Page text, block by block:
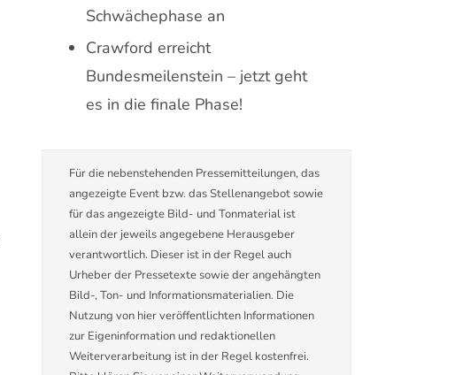
Schwächephase an
Crawford erreicht
Bundesmeilenstein – jetzt geht
es in die finale Phase!
Für die nebenstehenden Pressemitteilungen, das
angezeigte Event bzw. das Stellenangebot sowie
für das angezeigte Bild- und Tonmaterial ist
allein der jeweils angegebene Herausgeber
verantwortlich. Dieser ist in der Regel auch
Urheber der Pressetexte sowie der angehängten
Bild-, Ton- und Informationsmaterialien. Die
Nutzung von hier veröffentlichten Informationen
zur Eigeninformation und redaktionellen
Weiterverarbeitung ist in der Regel kostenfrei.